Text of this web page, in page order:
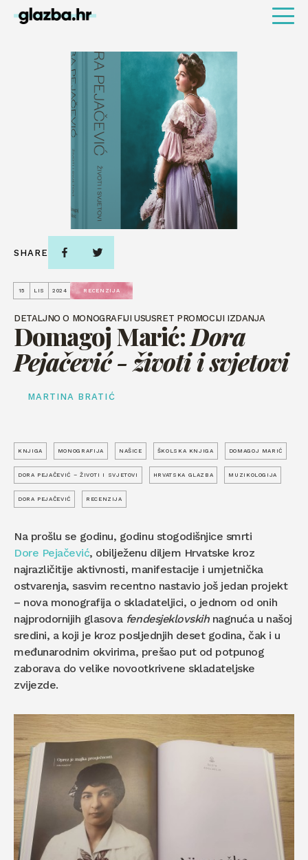
15 LIS 2024 RECENZIJA
DETALJNO O MONOGRAFIJI USUSRET PROMOCIJI IZDANJA
Domagoj Marić:Dora
Pejačević - životi i svjetovi
MARTINA BRATIĆ
SHARE
KNJIGA MONOGRAFIJA NAŠICE ŠKOLSKA KNJIGA DOMAGOJ MARIĆ
DORA PEJAČEVIĆ – ŽIVOTI I SVJETOVI HRVATSKA GLAZBA MUZIKOLOGIJA
DORA PEJAČEVIĆ RECENZIJA
Na prošlu se godinu, godinu stogodišnjice smrti
Dore Pejačević, obilježenu diljem Hrvatske kroz
najrazličitije aktivnosti, manifestacije i umjetnička
ostvarenja, sasvim recentno nastavio još jedan projekt
– nova monografija o skladateljici, o jednom od onih
najprodornijih glasova fendesjeklovskihnagnuća u našoj
sredini, a koji je kroz posljednjih deset godina, čak i u
međunarodnim okvirima, prešao put od potpunog
zaborava do velike novootkrivene skladateljske
zvijezde.